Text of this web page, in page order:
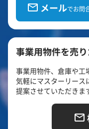
メールでお問
事業用物件を売
事業用物件、倉庫や工
気軽にマスターリース
提案させていただきま